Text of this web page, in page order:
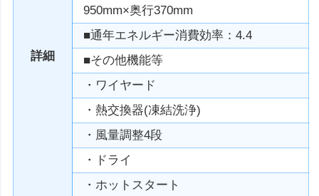
詳細
950mm×奥行370mm
■通年エネルギー消費効率：4.4
■その他機能等
・ワイヤード
・熱交換器(凍結洗浄)
・風量調整4段
・ドライ
・ホットスタート